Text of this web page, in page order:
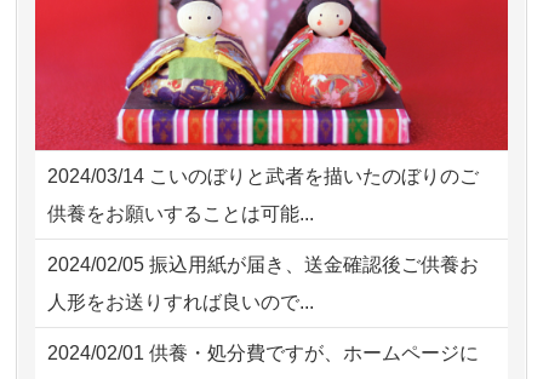
2026/08/02 06:46 相模原の方からお申込み
2026/08/01 19:28 東京都の方からお申込み
2026/08/01 17:10 東京都の方からお申込み
2026/08/01 11:07 さいたの方からお申込み
2026/07/31 17:28 栃木県の方からお申込み
NEW
お人形の仕分けなども丁寧に行う
様子から、大切...
2026/07/25供養の内容（料金や送り方等）がとて
も丁寧に説...
2026/07/18 つい先日も利用させていただきまし
た。 手続...
2026/07/18 大切にしていたお人形をきちんと供養
してくださ...
2026/07/15 子供の頃から可愛がってきた七段飾り
2024/03/14 こいのぼりと武者を描いたのぼりのご
供養をお願いすることは可能...
2024/02/05 振込用紙が届き、送金確認後ご供養お
人形をお送りすれば良いので...
2024/02/01 供養・処分費ですが、ホームページに